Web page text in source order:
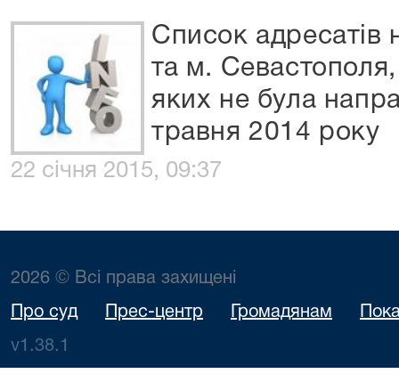
Список адресатів
та м.
яких не була
травня 2014 року
22 січня 2015, 09:37
2026 © Всі права захищені
Про суд Прес-центр Громадянам
v1.38.1